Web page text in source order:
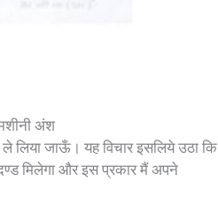
अंश
लिया जाऊँ। यह विचार इसलिये उठा कि
मिलेगा और इस प्रकार मैं अपने